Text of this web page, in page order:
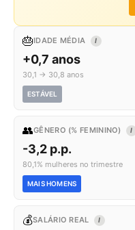
🎂IDADE MÉDIA I
+0,7 anos
30,1 → 30,8 anos
ESTÁVEL
👥GÊNERO (% FEMININO) I
-3,2 p.p.
80,1% mulheres no trimestre
MAIS HOMENS
💰SALÁRIO REAL I